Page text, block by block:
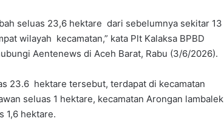
seluas 23,6 hektare dari sebelumnya sekitar 13
wilayah kecamatan,” kata Plt Kalaksa BPBD
Aentenews di Aceh Barat, Rabu (3/6/2026).
23.6 hektare tersebut, terdapat di kecamatan
seluas 1 hektare, kecamatan Arongan lambalek
1,6 hektare.